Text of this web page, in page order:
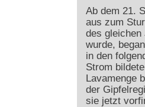
Ab dem 21.
aus zum
des gleichen
wurde,
in den
Strom
Lavamenge
der
sie jetzt